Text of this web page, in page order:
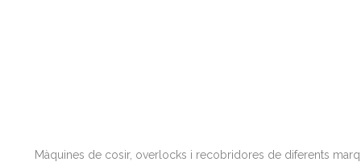
Màquines de cosir, overlocks i recobridores de diferents